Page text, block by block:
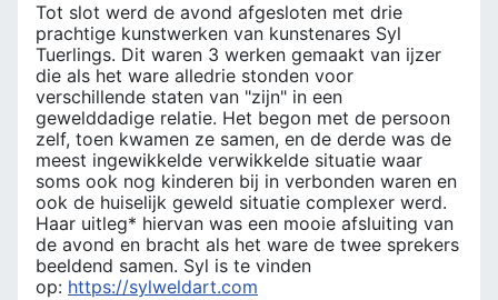
Tot slot werd de avond afgesloten met drie
prachtige kunstwerken van kunstenares Syl
Tuerlings. Dit waren 3 werken gemaakt van ijzer
die als het ware alledrie stonden voor
verschillende staten van "zijn" in een
gewelddadige relatie. Het begon met de persoon
zelf, toen kwamen ze samen, en de derde was de
meest ingewikkelde verwikkelde situatie waar
soms ook nog kinderen bij in verbonden waren en
ook de huiselijk geweld situatie complexer werd.
Haar uitleg* hiervan was een mooie afsluiting van
de avond en bracht als het ware de twee sprekers
beeldend samen. Syl is te vinden
op: https://sylweldart.com